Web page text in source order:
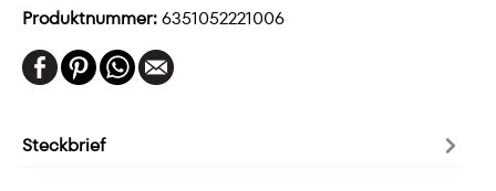
Produktnummer:6351052221006
Steckbrief